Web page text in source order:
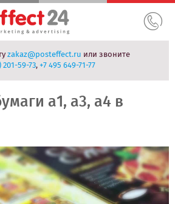
zakaz@posteffect.ru или звоните
201-59-73,+7 495 649-71-77
а1, а3, а4 в